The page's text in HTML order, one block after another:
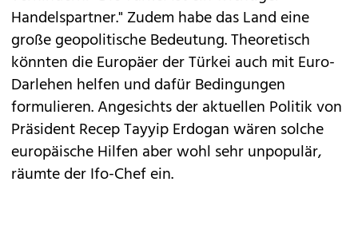
Handelspartner." Zudem habe das Land eine
große geopolitische Bedeutung. Theoretisch
könnten die Europäer der Türkei auch mit Euro-
Darlehen helfen und dafür Bedingungen
formulieren. Angesichts der aktuellen Politik von
Präsident Recep Tayyip Erdogan wären solche
europäische Hilfen aber wohl sehr unpopulär,
räumte der Ifo-Chef ein.